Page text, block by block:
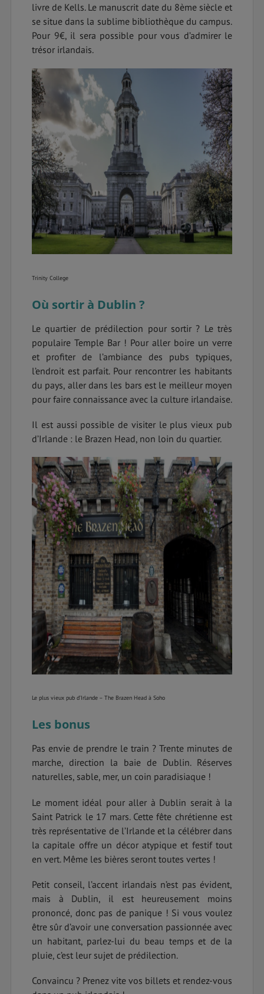
livre de Kells. Le manuscrit date du 8ème siècle et
se situe dans la sublime bibliothèque du campus.
Pour 9€, il sera possible pour vous d’admirer le
trésor irlandais.
Trinity College
Où sortir à Dublin ?
Le quartier de prédilection pour sortir ? Le très
populaire Temple Bar ! Pour aller boire un verre
et profiter de l’ambiance des pubs typiques,
l’endroit est parfait. Pour rencontrer les habitants
du pays, aller dans les bars est le meilleur moyen
pour faire connaissance avec la culture irlandaise.
Il est aussi possible de visiter le plus vieux pub
d’Irlande : le Brazen Head, non loin du quartier.
Le plus vieux pub d’Irlande – The Brazen Head à Soho
Les bonus
Pas envie de prendre le train ? Trente minutes de
marche, direction la baie de Dublin. Réserves
naturelles, sable, mer, un coin paradisiaque !
Le moment idéal pour aller à Dublin serait à la
Saint Patrick le 17 mars. Cette fête chrétienne est
très représentative de l’Irlande et la célébrer dans
la capitale offre un décor atypique et festif tout
en vert. Même les bières seront toutes vertes !
Petit conseil, l’accent irlandais n’est pas évident,
mais à Dublin, il est heureusement moins
prononcé, donc pas de panique ! Si vous voulez
être sûr d’avoir une conversation passionnée avec
un habitant, parlez-lui du beau temps et de la
pluie, c’est leur sujet de prédilection.
Convaincu ? Prenez vite vos billets et rendez-vous